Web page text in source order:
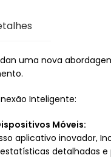
uma nova
Inteligente:
Móveis:
aplicativo inovador,
detalhadas